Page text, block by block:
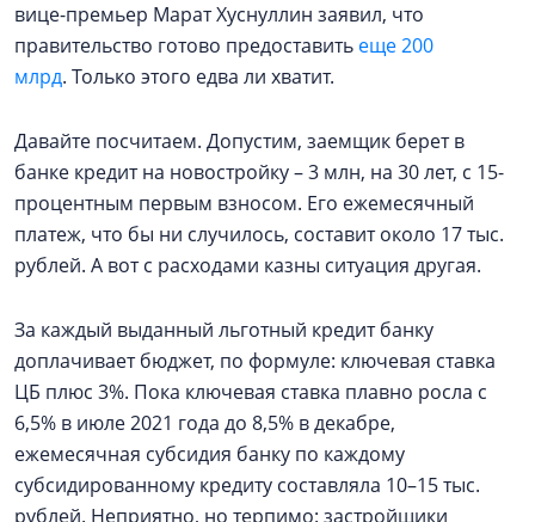
вице-премьер Марат Хуснуллин заявил, что
правительство готово предоставить еще 200
млрд. Только этого едва ли хватит.
Давайте посчитаем. Допустим, заемщик берет в
банке кредит на новостройку – 3 млн, на 30 лет, с 15-
процентным первым взносом. Его ежемесячный
платеж, что бы ни случилось, составит около 17 тыс.
рублей. А вот с расходами казны ситуация другая.
За каждый выданный льготный кредит банку
доплачивает бюджет, по формуле: ключевая ставка
ЦБ плюс 3%. Пока ключевая ставка плавно росла с
6,5% в июле 2021 года до 8,5% в декабре,
ежемесячная субсидия банку по каждому
субсидированному кредиту составляла 10–15 тыс.
рублей. Неприятно, но терпимо: застройщики